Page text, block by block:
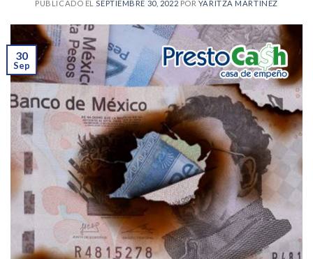
PUBLICADO ELSEPTIEMBRE 30, 2022 POR YARITZA MARTINEZ
30
Sep